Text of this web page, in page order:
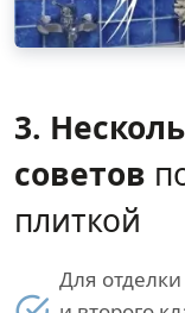
3.
советов
плиткой
Для